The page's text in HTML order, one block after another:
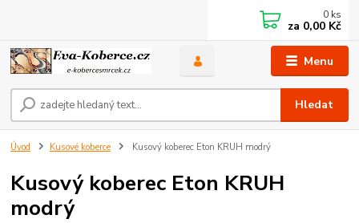
Menu
Hledat
0 ks
za 0,00 Kč
Úvod Kusové koberce Kusový koberec Eton KRUH modrý
Kusový koberec Eton KRUH
modrý